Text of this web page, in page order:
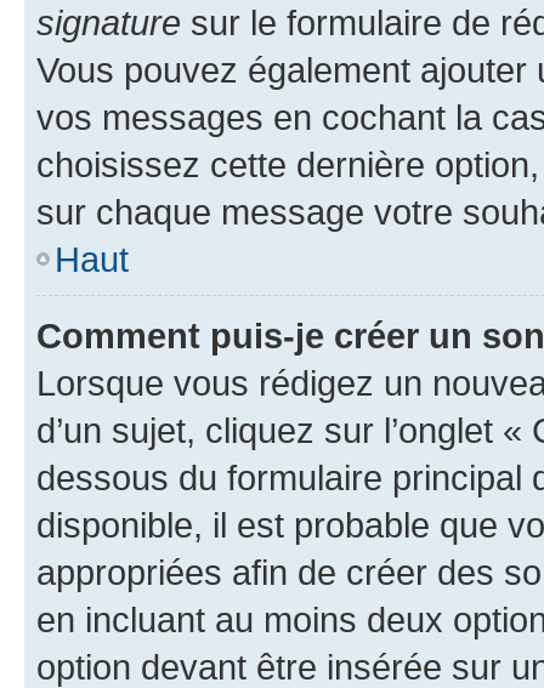
signature sur le formulaire de
Vous pouvez également
vos messages en cochant la
choisissez cette dernière
sur chaque message votre
Haut
Comment puis-je créer un
Lorsque vous rédigez un
d’un sujet, cliquez sur l’onglet
dessous du formulaire principal
disponible, il est probable que
appropriées afin de créer des
en incluant au moins deux
option devant être insérée sur